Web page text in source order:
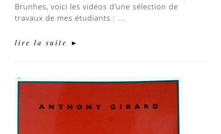
Brunhes, voici les vidéos d’une sélection de
travaux de mes étudiants : ...
lire la suite ►